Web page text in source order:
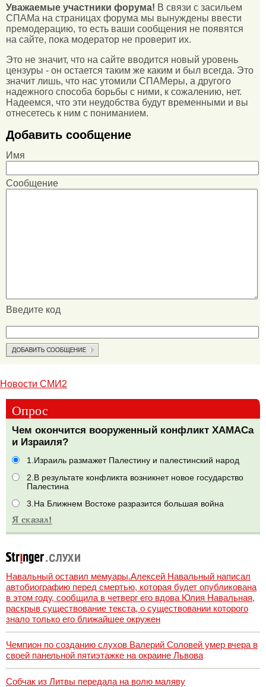
Уважаемые участники форума! В связи с засильем
СПАМа на страницах форума мы вынуждены ввести
премодерацию, то есть ваши сообщения не появятся
на сайте, пока модератор не проверит их.
Это не значит, что на сайте вводится новый уровень
цензуры - он остается таким же каким и был всегда. Это
значит лишь, что нас утомили СПАМеры, а другого
надежного способа борьбы с ними, к сожалению, нет.
Надеемся, что эти неудобства будут временными и вы
отнесетесь к ним с пониманием.
Добавить сообщение
Имя
Сообщение
Введите код
Новости СМИ2
Опрос
Чем окончится вооруженный конфликт ХАМАСа
и Израиля?
1.Израиль размажет Палестину и палестинский народ
2.В результате конфликта возникнет новое государство
Палестина
3.На Ближнем Востоке разразится большая война
Навальный оставил мемуары.Алексей Навальный написал
автобиографию перед смертью, которая будет опубликована
в этом году, сообщила в четверг его вдова Юлия Навальная,
раскрыв существование текста, о существовании которого
знало только его ближайшее окружен
Чемпион по созданию слухов Валерий Соловей умер вчера в
своей панельной пятиэтажке на окраине Львова
Собчак из Литвы передала на волю маляву